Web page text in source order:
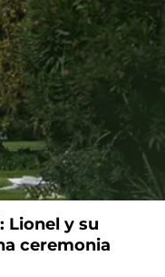
Lionel y su
ceremonia